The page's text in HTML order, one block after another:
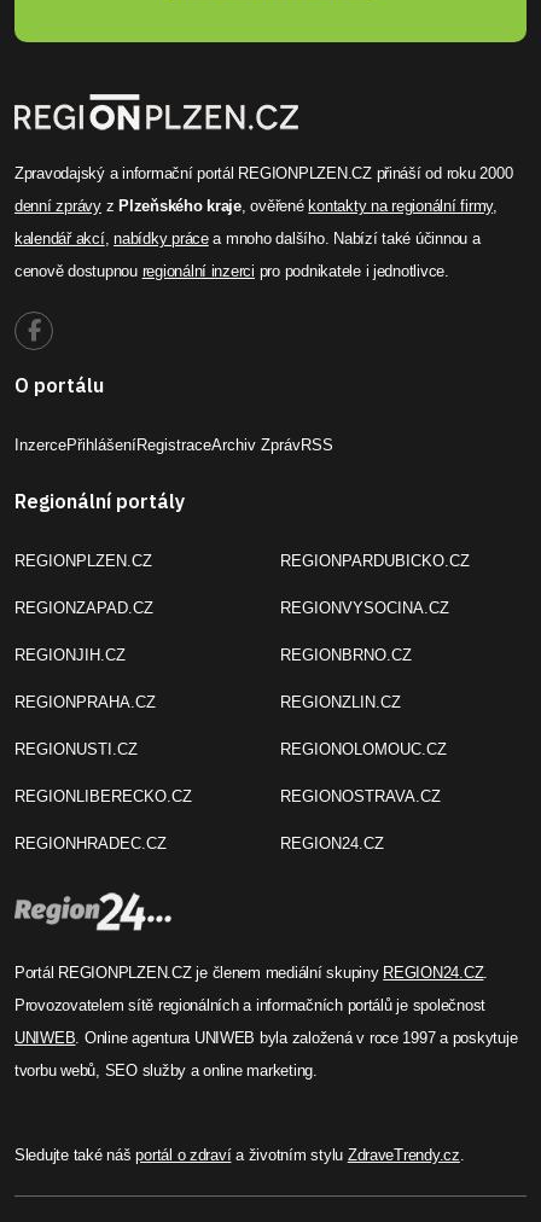
Zpravodajský a informační portál REGIONPLZEN.CZ přináší od roku 2000
denní zprávyzPlzeňského kraje, ověřenékontakty na regionální firmy,
kalendář akcí,nabídky prácea mnoho dalšího. Nabízí také účinnou a
cenově dostupnou regionální inzerci pro podnikatele i jednotlivce.
O portálu
InzercePřihlášeníRegistraceArchiv ZprávRSS
Regionální portály
REGIONPLZEN.CZ
REGIONZAPAD.CZ
REGIONJIH.CZ
REGIONPRAHA.CZ
REGIONUSTI.CZ
REGIONLIBERECKO.CZ
REGIONHRADEC.CZ
REGIONPARDUBICKO.CZ
REGIONVYSOCINA.CZ
REGIONBRNO.CZ
REGIONZLIN.CZ
REGIONOLOMOUC.CZ
REGIONOSTRAVA.CZ
REGION24.CZ
Portál REGIONPLZEN.CZ je členem mediální skupiny REGION24.CZ.
Provozovatelem sítě regionálních a informačních portálů je společnost
UNIWEB . Online agentura UNIWEB byla založená v roce 1997 a poskytuje
tvorbu webů, SEO služby a online marketing.
Sledujte také nášportál o zdravía životním stylu ZdraveTrendy.cz